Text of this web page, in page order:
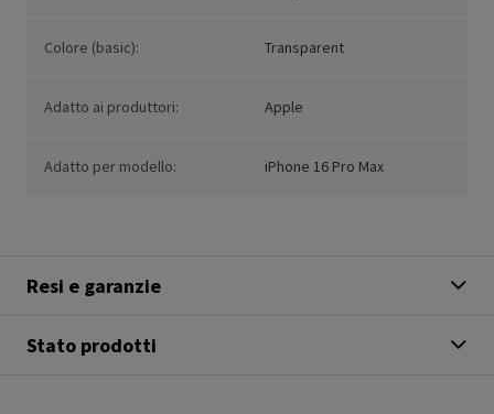
Colore (basic): Transparent
Adatto ai produttori: Apple
Adatto per modello: iPhone 16 Pro Max
Resi e garanzie
Stato prodotti